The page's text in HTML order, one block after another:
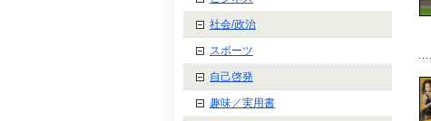
社会/政治
スポーツ
自己啓発
趣味／実用書